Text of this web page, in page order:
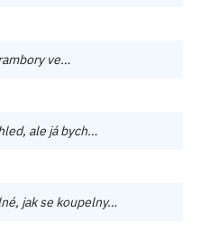
ve…
ale já bych…
jak se koupelny…